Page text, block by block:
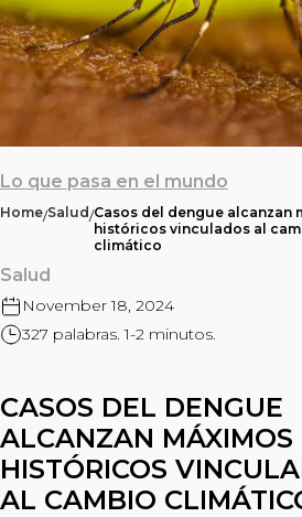
Lo que pasa en el mundo
Home/Salud/Casos del dengue alcanzan
históricos vinculados al
climático
Salud
November 18, 2024
327 palabras. 1-2 minutos.
CASOS DEL DENGUE
ALCANZAN MÁXIMOS
HISTÓRICOS
AL CAMBIO